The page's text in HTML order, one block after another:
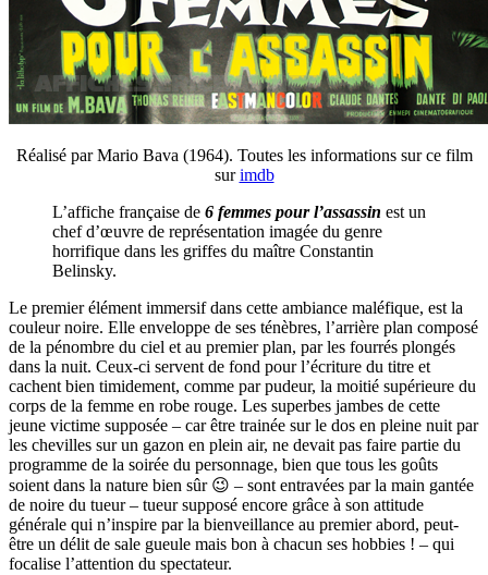
Réalisé par Mario Bava (1964). Toutes les informations sur ce film
surimdb
L’affiche française de 6 femmes pour l’assassin est un
chef d’œuvre de représentation imagée du genre
horrifique dans les griffes du maître Constantin
Belinsky.
Le premier élément immersif dans cette ambiance maléfique, est la
couleur noire. Elle enveloppe de ses ténèbres, l’arrière plan composé
de la pénombre du ciel et au premier plan, par les fourrés plongés
dans la nuit. Ceux-ci servent de fond pour l’écriture du titre et
cachent bien timidement, comme par pudeur, la moitié supérieure du
corps de la femme en robe rouge. Les superbes jambes de cette
jeune victime supposée – car être trainée sur le dos en pleine nuit par
les chevilles sur un gazon en plein air, ne devait pas faire partie du
programme de la soirée du personnage, bien que tous les goûts
soient dans la nature bien sûr 😉 – sont entravées par la main gantée
de noire du tueur – tueur supposé encore grâce à son attitude
générale qui n’inspire par la bienveillance au premier abord, peut-
être un délit de sale gueule mais bon à chacun ses hobbies ! – qui
focalise l’attention du spectateur.